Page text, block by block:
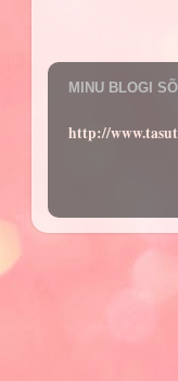
MINU BLOGI
http://